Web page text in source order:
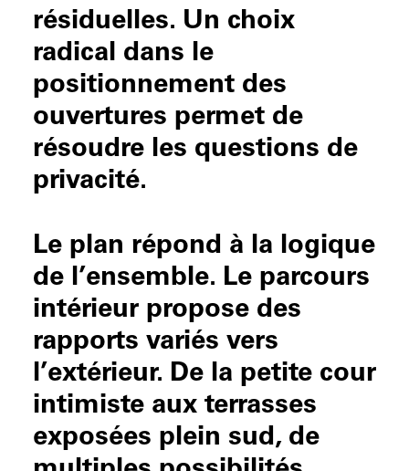
résiduelles. Un choix
radical dans le
positionnement des
ouvertures permet de
résoudre les questions de
privacité.
Le plan répond à la logique
de l’ensemble. Le parcours
intérieur propose des
rapports variés vers
l’extérieur. De la petite cour
intimiste aux terrasses
exposées plein sud, de